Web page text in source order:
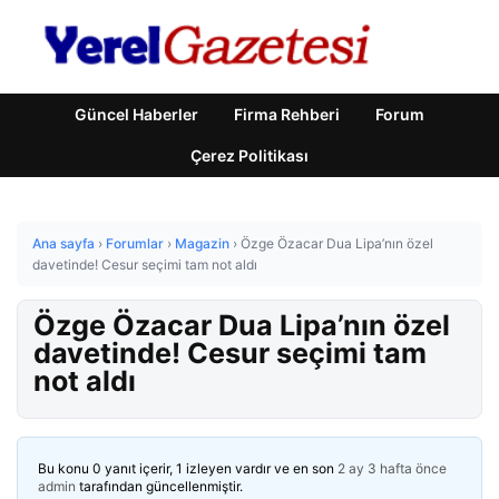
Güncel Haberler Firma Rehberi Forum
Çerez Politikası
Ana sayfa › Forumlar › Magazin › Özge Özacar Dua Lipa’nın özel
davetinde! Cesur seçimi tam not aldı
Özge Özacar Dua Lipa’nın özel
davetinde! Cesur seçimi tam
not aldı
Bu konu 0 yanıt içerir, 1 izleyen vardır ve en son 2 ay 3 hafta önce
admin tarafından güncellenmiştir.